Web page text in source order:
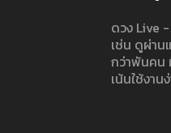
ดวง Live
เช่น ดูผ่า
กว่าพันคน
เน้นใช้งา